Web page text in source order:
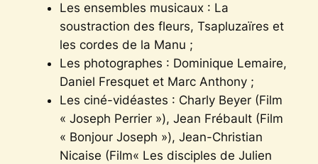
Les ensembles musicaux : La
soustraction des fleurs, Tsapluzaïres et
les cordes de la Manu ;
Les photographes : Dominique Lemaire,
Daniel Fresquet et Marc Anthony ;
Les ciné-vidéastes : Charly Beyer (Film
« Joseph Perrier »), Jean Frébault (Film
« Bonjour Joseph »), Jean-Christian
Nicaise (Film« Les disciples de Julien